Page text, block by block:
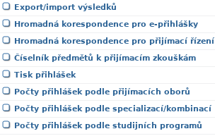
Export/import výsledků
Hromadná korespondence pro e-přihlášky
Hromadná korespondence pro přijímací řízení
Číselník předmětů k přijímacím zkouškám
Tisk přihlášek
Počty přihlášek podle přijímacích oborů
Počty přihlášek podle specializací/kombinací
Počty přihlášek podle studijních programů